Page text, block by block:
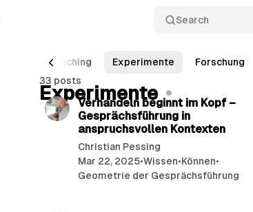
Search
Coaching Experimente Forschung
33 posts
Experimente
Posts
Verhandeln beginnt im Kopf –
Gesprächsführung in
anspruchsvollen Kontexten
Christian Pessing
Mar 22, 2025•Wissen•Können•
Geometrie der Gesprächsführung